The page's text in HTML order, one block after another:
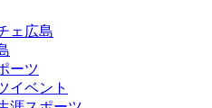
ェ広島
ーツ
イベント